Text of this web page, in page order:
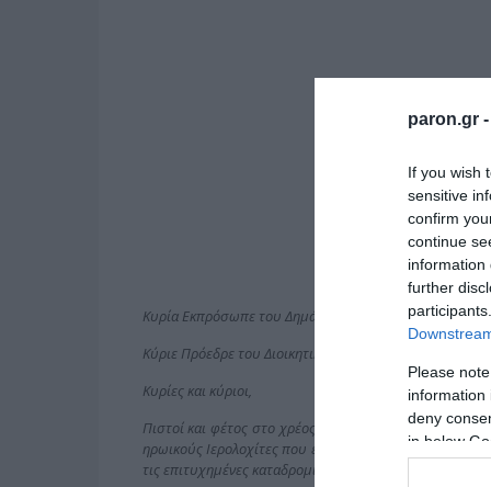
paron.gr -
If you wish
sensitive
confirm
continue
information
further
Please
information
deny
in below
Κυρία Εκπρόσωπε του Δημάρχου Παπάγου – Χολαργού,
Κύριε Πρόεδρε του Διοικητικού Συμβουλίου του
Κυρίες και κύριοι,
Πιστοί και φέτος στο χρέος μας, αποτίουμε τον
ηρωικούς Ιερολοχίτες που έδωσαν τη ζωή τους για την
τις επιτυχημένες καταδρομικές επιχειρήσεις τους σε